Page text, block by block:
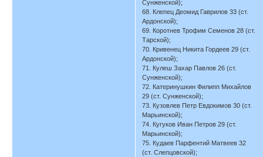
Сунженской);
68. Клепец Деомид Гаврилов 33 (ст.
Ардонской);
69. Коротнев Трофим Семенов 28 (ст.
Тарской);
70. Кривенец Никита Гордеев 29 (ст.
Ардонской);
71. Кулеш Захар Павлов 26 (ст.
Сунженской);
72. Катеринушкин Филипп Михайлов
29 (ст. Сунженской);
73. Кузовлев Петр Евдокимов 30 (ст.
Марьинской);
74. Кугуков Иван Петров 29 (ст.
Марьинской);
75. Кудаев Парфентий Матвеев 32
(ст. Слепцовской);